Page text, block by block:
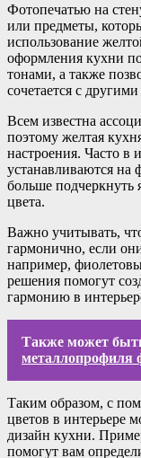
Фотопечатью на
или предметы,
использование
оформления кухни
тонами, а также
сочетается с
Всем известна
поэтому желтая
настроения. Часто в
устанавливаются на
больше подчеркнуть
цвета.
Важно учитывать,
гармонично, если
например,
решения помогут
гармонию в
Также может
металлопрофиля
Таким образом, с
цветов в интерьере
дизайн кухни.
помогут вам